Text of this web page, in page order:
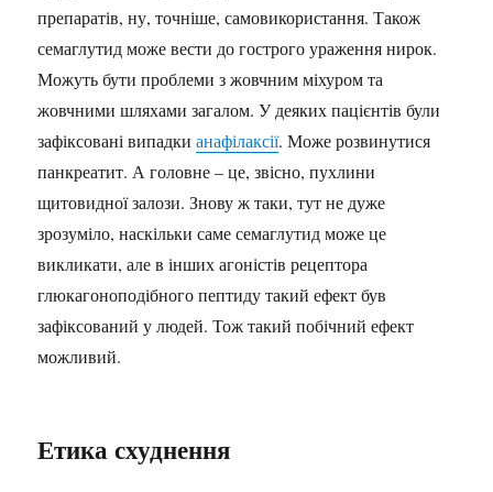
препаратів, ну, точніше, самовикористання. Також
семаглутид може вести до гострого ураження нирок.
Можуть бути проблеми з жовчним міхуром та
жовчними шляхами загалом. У деяких пацієнтів були
зафіксовані випадкианафілаксії. Може розвинутися
панкреатит. А головне – це, звісно, пухлини
щитовидної залози. Знову ж таки, тут не дуже
зрозуміло, наскільки саме семаглутид може це
викликати, але в інших агоністів рецептора
глюкагоноподібного пептиду такий ефект був
зафіксований у людей. Тож такий побічний ефект
можливий.
Етика схуднення